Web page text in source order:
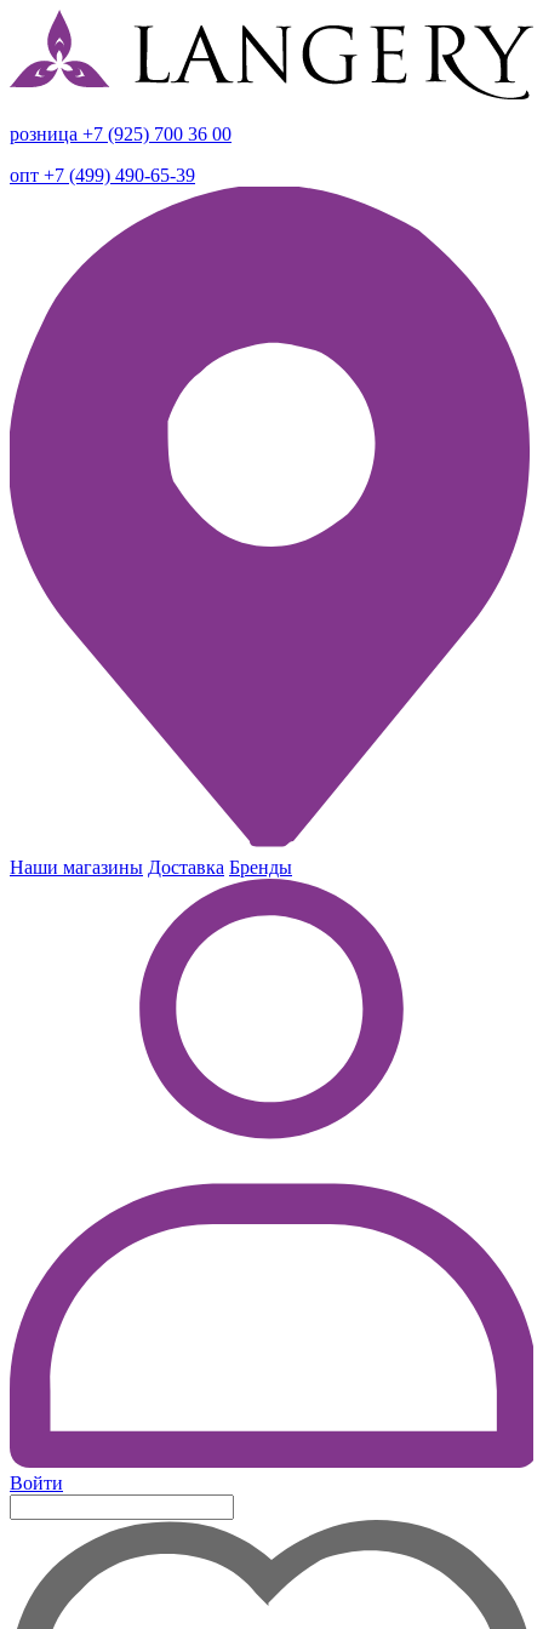
розница +7 (925) 700 36 00
опт +7 (499) 490-65-39
Наши магазины Доставка Бренды
Войти